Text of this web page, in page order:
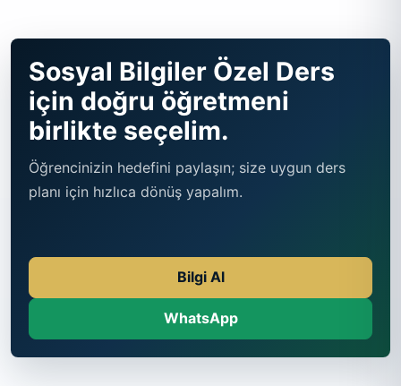
Sosyal Bilgiler Özel Ders
için doğru öğretmeni
birlikte seçelim.
Öğrencinizin hedefini paylaşın; size uygun ders
planı için hızlıca dönüş yapalım.
Bilgi Al
WhatsApp